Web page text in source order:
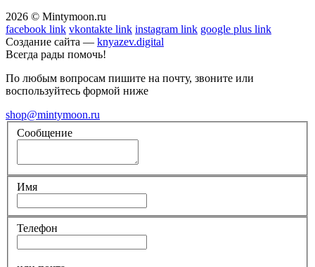
2026 © Mintymoon.ru
facebook link vkontakte link instagram link google plus link
Создание сайта — knyazev.digital
Всегда рады помочь!
По любым вопросам пишите на почту, звоните или
воспользуйтесь формой ниже
shop@mintymoon.ru
Сообщение
Имя
Телефон